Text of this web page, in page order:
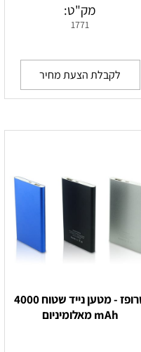
מק"ט:
1771
לקבלת הצעת מחיר
טרופז - מטען נייד שטוח 4000
mAh מאלומיניום